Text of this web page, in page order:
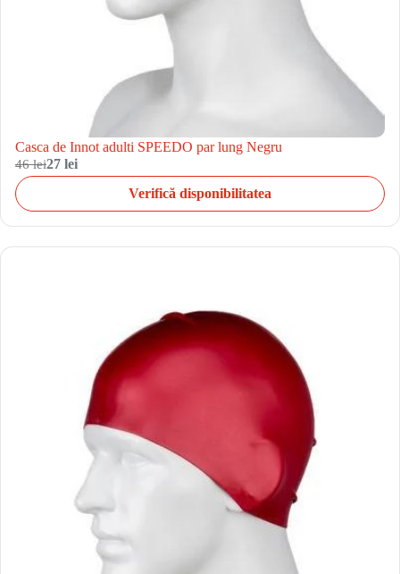
Casca de Innot adulti SPEEDO par lung Negru
46 lei27 lei
Verifică disponibilitatea